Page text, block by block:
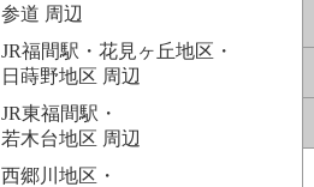
参道 周辺
JR福間駅・花見ヶ丘地区・
日蒔野地区 周辺
JR東福間駅・
若木台地区 周辺
西郷川地区・